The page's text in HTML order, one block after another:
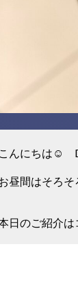
こんにちは☺
昼間はそろ
日のご紹介は